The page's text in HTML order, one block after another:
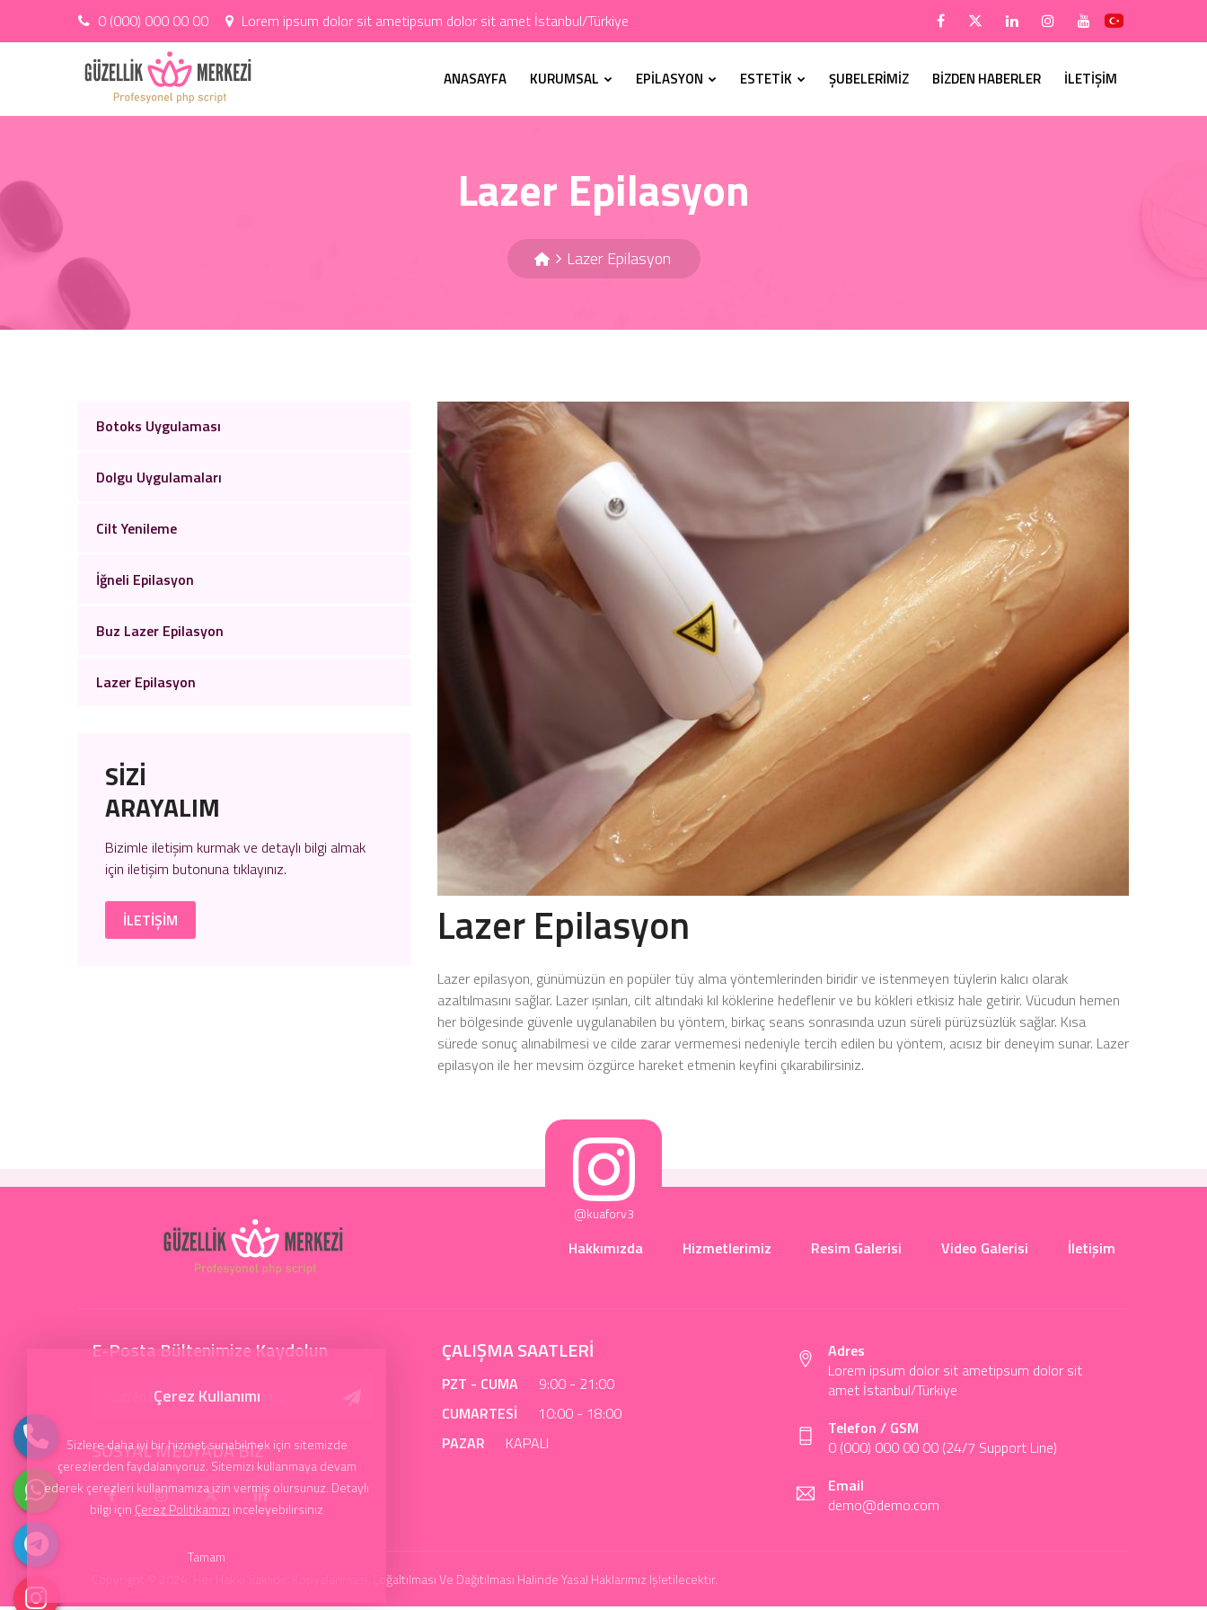
0 (000) 000 00 00 Lorem ipsum dolor sit ametipsum dolor sit amet İstanbul/Türkiye
ANASAYFA KURUMSAL EPİLASYON ESTETİK ŞUBELERİMİZ BİZDEN HABERLER İLETİŞİM
Lazer Epilasyon
Lazer Epilasyon
Botoks Uygulaması
Dolgu Uygulamaları
Cilt Yenileme
İğneli Epilasyon
Buz Lazer Epilasyon
Lazer Epilasyon
SİZİ
ARAYALIM
Bizimle iletişim kurmak ve detaylı bilgi almak
için iletişim butonuna tıklayınız.
İLETİŞİM Lazer Epilasyon
Lazer epilasyon, günümüzün en popüler tüy alma yöntemlerinden biridir ve istenmeyen tüylerin kalıcı olarak
azaltılmasını sağlar. Lazer ışınları, cilt altındaki kıl köklerine hedeflenir ve bu kökleri etkisiz hale getirir. Vücudun hemen
her bölgesinde güvenle uygulanabilen bu yöntem, birkaç seans sonrasında uzun süreli pürüzsüzlük sağlar. Kısa
sürede sonuç alınabilmesi ve cilde zarar vermemesi nedeniyle tercih edilen bu yöntem, acısız bir deneyim sunar. Lazer
epilasyon ile her mevsim özgürce hareket etmenin keyfini çıkarabilirsiniz.
@kuaforv3
Hakkımızda Hizmetlerimiz Resim Galerisi Video Galerisi İletişim
E-Posta Bültenimize Kaydolun
SOSYAL MEDYADA BİZ
ÇALIŞMA SAATLERİ
PZT - CUMA
9:00 - 21:00
CUMARTESİ
10:00 - 18:00
PAZAR
KAPALI
Adres
Lorem ipsum dolor sit ametipsum dolor sit
amet İstanbul/Türkiye
Telefon / GSM
0 (000) 000 00 00 (24/7 Support Line)
Email
demo@demo.com
Copyright © 2024. Her Hakkı Saklıdır. Kopyalanması, Çoğaltılması Ve Dağıtılması Halinde Yasal Haklarımız Işletilecektir.
Çerez Kullanımı
Sizlere daha iyi bir hizmet sunabilmek için sitemizde
çerezlerden faydalanıyoruz. Sitemizi kullanmaya devam
ederek çerezleri kullanmamıza izin vermiş olursunuz. Detaylı
bilgi için Çerez Politikamızı inceleyebilirsiniz
Tamam